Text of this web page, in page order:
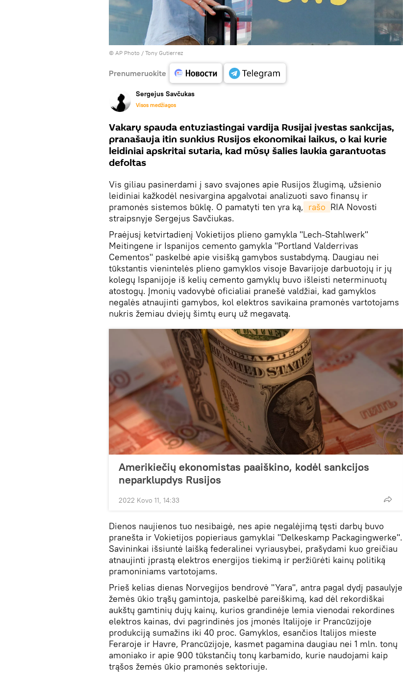
© AP Photo / Tony Gutierrez
Prenumeruokite
Sergejus Savčukas
Visos medžiagos
Vakarų spauda entuziastingai vardija Rusijai įvestas sankcijas,
pranašauja itin sunkius Rusijos ekonomikai laikus, o kai kurie
leidiniai apskritai sutaria, kad mūsų šalies laukia garantuotas
defoltas
Vis giliau pasinerdami į savo svajones apie Rusijos žlugimą, užsienio
leidiniai kažkodėl nesivargina apgalvotai analizuoti savo finansų ir
pramonės sistemos būklę. O pamatyti ten yra ką, rašo RIA Novosti
straipsnyje Sergejus Savčiukas.
Praėjusį ketvirtadienį Vokietijos plieno gamykla "Lech-Stahlwerk"
Meitingene ir Ispanijos cemento gamykla "Portland Valderrivas
Cementos" paskelbė apie visišką gamybos sustabdymą. Daugiau nei
tūkstantis vienintelės plieno gamyklos visoje Bavarijoje darbuotojų ir jų
kolegų Ispanijoje iš kelių cemento gamyklų buvo išleisti neterminuotų
atostogų. Įmonių vadovybė oficialiai pranešė valdžiai, kad gamyklos
negalės atnaujinti gamybos, kol elektros savikaina pramonės vartotojams
nukris žemiau dviejų šimtų eurų už megavatą.
Amerikiečių ekonomistas paaiškino, kodėl sankcijos
neparklupdys Rusijos
2022 Kovo 11, 14:33
Dienos naujienos tuo nesibaigė, nes apie negalėjimą tęsti darbų buvo
pranešta ir Vokietijos popieriaus gamyklai "Delkeskamp Packagingwerke".
Savininkai išsiuntė laišką federalinei vyriausybei, prašydami kuo greičiau
atnaujinti įprastą elektros energijos tiekimą ir peržiūrėti kainų politiką
pramoniniams vartotojams.
Prieš kelias dienas Norvegijos bendrovė "Yara", antra pagal dydį pasaulyje
žemės ūkio trąšų gamintoja, paskelbė pareiškimą, kad dėl rekordiškai
aukštų gamtinių dujų kainų, kurios grandinėje lemia vienodai rekordines
elektros kainas, dvi pagrindinės jos įmonės Italijoje ir Prancūzijoje
produkciją sumažins iki 40 proc. Gamyklos, esančios Italijos mieste
Feraroje ir Havre, Prancūzijoje, kasmet pagamina daugiau nei 1 mln. tonų
amoniako ir apie 900 tūkstančių tonų karbamido, kurie naudojami kaip
trąšos žemės ūkio pramonės sektoriuje.